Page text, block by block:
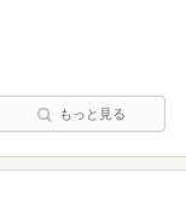
もっと見る